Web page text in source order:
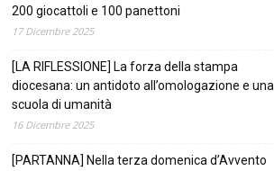
200 giocattoli e 100 panettoni
17 Dicembre 2025
[LA RIFLESSIONE] La forza della stampa
diocesana: un antidoto all’omologazione e una
scuola di umanità
16 Dicembre 2025
[PARTANNA] Nella terza domenica d’Avvento